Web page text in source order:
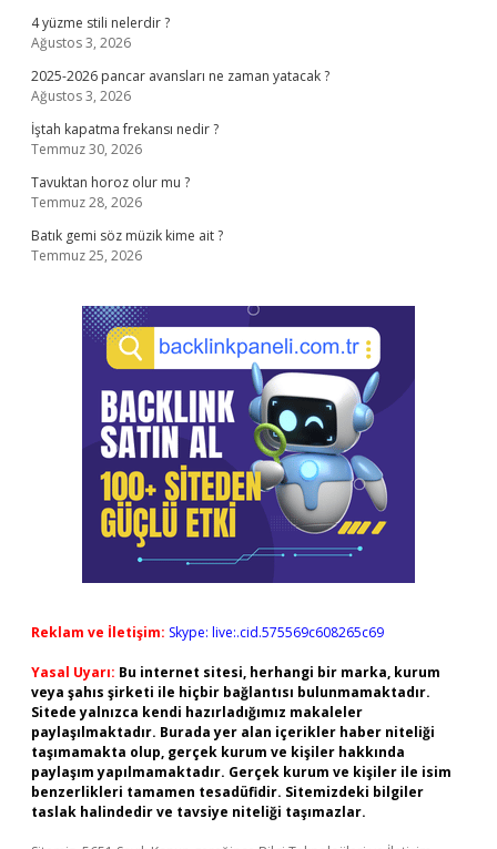
4 yüzme stili nelerdir ?
Ağustos 3, 2026
2025-2026 pancar avansları ne zaman yatacak ?
Ağustos 3, 2026
İştah kapatma frekansı nedir ?
Temmuz 30, 2026
Tavuktan horoz olur mu ?
Temmuz 28, 2026
Batık gemi söz müzik kime ait ?
Temmuz 25, 2026
Reklam ve İletişim: Skype: live:.cid.575569c608265c69
Yasal Uyarı: Bu internet sitesi, herhangi bir marka, kurum
veya şahıs şirketi ile hiçbir bağlantısı bulunmamaktadır.
Sitede yalnızca kendi hazırladığımız makaleler
paylaşılmaktadır. Burada yer alan içerikler haber niteliği
taşımamakta olup, gerçek kurum ve kişiler hakkında
paylaşım yapılmamaktadır. Gerçek kurum ve kişiler ile isim
benzerlikleri tamamen tesadüfidir. Sitemizdeki bilgiler
taslak halindedir ve tavsiye niteliği taşımazlar.